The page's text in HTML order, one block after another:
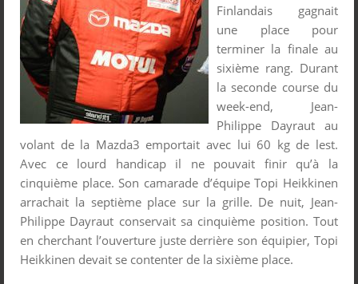
Finlandais gagnait
une place pour
terminer la finale au
sixième rang. Durant
la seconde course du
week-end, Jean-
Philippe Dayraut au
volant de la Mazda3 emportait avec lui 60 kg de lest.
Avec ce lourd handicap il ne pouvait finir qu’à la
cinquième place. Son camarade d’équipe Topi Heikkinen
arrachait la septième place sur la grille. De nuit, Jean-
Philippe Dayraut conservait sa cinquième position. Tout
en cherchant l’ouverture juste derrière son équipier, Topi
Heikkinen devait se contenter de la sixième place.